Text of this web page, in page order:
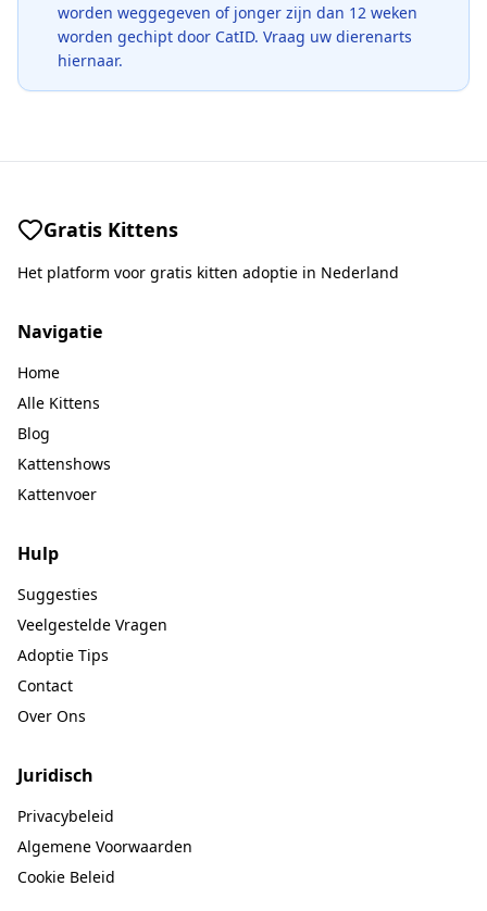
worden weggegeven of jonger zijn dan 12 weken
worden gechipt door CatID. Vraag uw dierenarts
hiernaar.
Gratis Kittens
Het platform voor gratis kitten adoptie in Nederland
Navigatie
Home
Alle Kittens
Blog
Kattenshows
Kattenvoer
Hulp
Suggesties
Veelgestelde Vragen
Adoptie Tips
Contact
Over Ons
Juridisch
Privacybeleid
Algemene Voorwaarden
Cookie Beleid